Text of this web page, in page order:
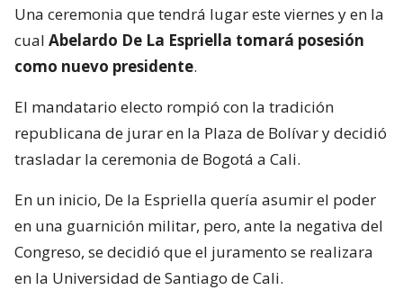
Una ceremonia que tendrá lugar este viernes y en la
cual Abelardo De La Espriella tomará posesión
como nuevo presidente.
El mandatario electo rompió con la tradición
republicana de jurar en la Plaza de Bolívar y decidió
trasladar la ceremonia de Bogotá a Cali.
En un inicio, De la Espriella quería asumir el poder
en una guarnición militar, pero, ante la negativa del
Congreso, se decidió que el juramento se realizara
en la Universidad de Santiago de Cali.